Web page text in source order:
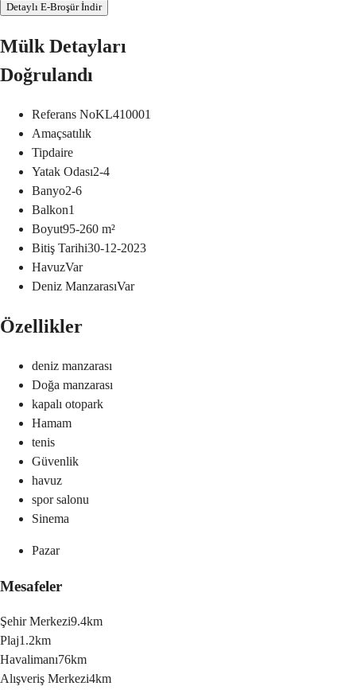
Detaylı E-Broşür İndir
Mülk Detayları
Doğrulandı
Referans NoKL410001
Amaçsatılık
Tipdaire
Yatak Odası2-4
Banyo2-6
Balkon1
Boyut95-260 m²
Bitiş Tarihi30-12-2023
HavuzVar
Deniz ManzarasıVar
Özellikler
deniz manzarası
Doğa manzarası
kapalı otopark
Hamam
tenis
Güvenlik
havuz
spor salonu
Sinema
Pazar
Mesafeler
Şehir Merkezi9.4km
Plaj1.2km
Havalimanı76km
Alışveriş Merkezi4km